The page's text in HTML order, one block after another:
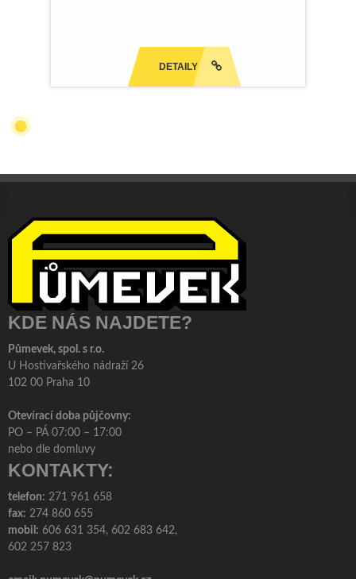
DETAILY
KDE NÁS NAJDETE?
Půmevek, spol. s r.o.
U Hostivařského nádraží 26
102 00 Praha 10
Otevírací doba půjčovny:
PO – PÁ 07:00 – 17:00
nebo dle domluvy
KONTAKTY:
telefon: 271 961 658
fax: 274 860 655
mobil: 606 631 354, 602 683 642,
602 257 823